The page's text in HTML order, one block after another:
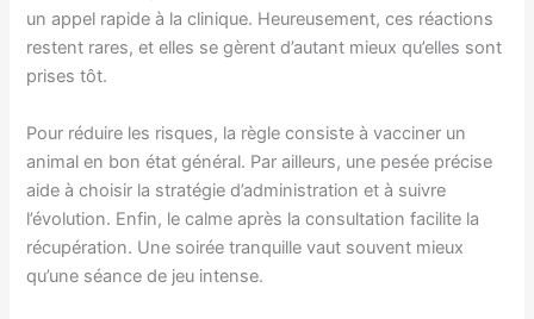
un appel rapide à la clinique. Heureusement, ces réactions
restent rares, et elles se gèrent d’autant mieux qu’elles sont
prises tôt.
Pour réduire les risques, la règle consiste à vacciner un
animal en bon état général. Par ailleurs, une pesée précise
aide à choisir la stratégie d’administration et à suivre
l’évolution. Enfin, le calme après la consultation facilite la
récupération. Une soirée tranquille vaut souvent mieux
qu’une séance de jeu intense.